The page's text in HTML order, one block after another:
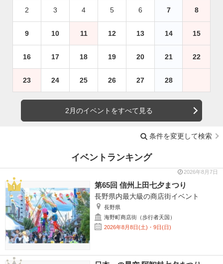
2 3 4 5 6 7 8
9 10 11 12 13 14 15
16 17 18 19 20 21 22
23 24 25 26 27 28
2月のイベントをすべて見る
条件を変更して検索
イベントランキング
2026年8月7日
第65回 信州上田七夕まつり
長野県内最大級の商店街イベント
長野県
海野町商店街（歩行者天国）
2026年8月8日(土)・9日(日)